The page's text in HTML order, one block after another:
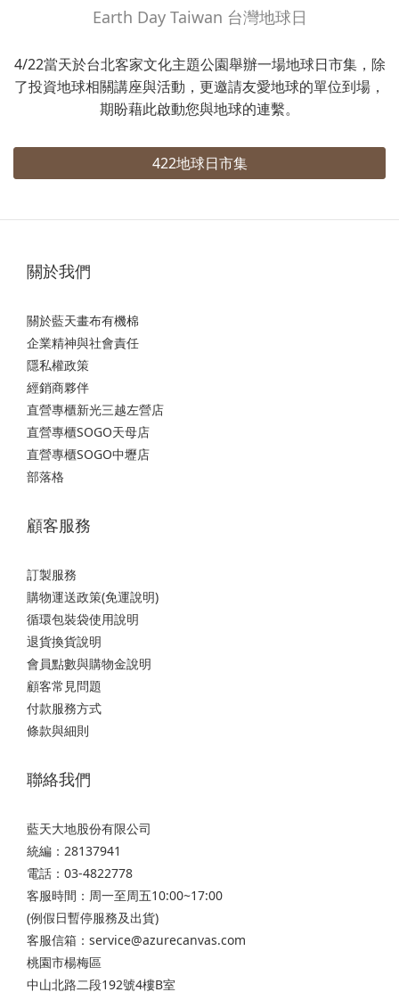
Earth Day Taiwan 台灣地球日
4/22當天於台北客家文化主題公園舉辦一場地球日市集，除
了投資地球相關講座與活動，更邀請友愛地球的單位到場，
期盼藉此啟動您與地球的連繫。
422地球日市集
關於我們
關於藍天畫布有機棉
企業精神與社會責任
隱私權政策
經銷商夥伴
直營專櫃新光三越左營店
直營專櫃SOGO天母店
直營專櫃SOGO中壢店
部落格
顧客服務
訂製服務
購物運送政策(免運說明)
循環包裝袋使用說明
退貨換貨說明
會員點數與購物金說明
顧客常見問題
付款服務方式
條款與細則
聯絡我們
藍天大地股份有限公司
統編：28137941
電話：03-4822778
客服時間：周一至周五10:00~17:00
(例假日暫停服務及出貨)
客服信箱：service@azurecanvas.com
桃園市楊梅區
中山北路二段192號4樓B室